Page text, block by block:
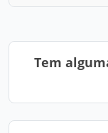
Tem